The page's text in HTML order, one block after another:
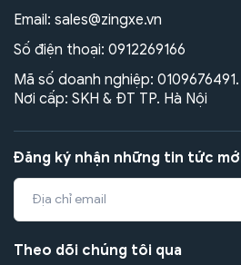
Email: sales@zingxe.vn
Số điện thoại: 0912269166
Mã số doanh nghiệp:
Nơi cấp: SKH & ĐT TP. Hà Nội
Đăng ký nhận những tin tức
Theo dõi chúng tôi qua